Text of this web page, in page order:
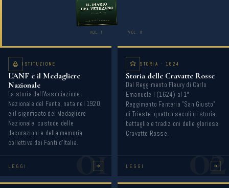
VOL. I VOL. II
01
ISTITUZIONE
L'ANF e il Medagliere
Nazionale
La storia dell'Associazione
Nazionale del Fante, nata nel 1920,
e il significato del Medagliere
Nazionale: custode delle
decorazioni e della memoria
collettiva dei Fanti d'Italia.
LEGGI 02
STORIA · 1624
Storia delle Cravatte Rosse
Dal Reggimento Fleury di Carlo
Emanuele I (1624) al 1°
Reggimento Fanteria "San Giusto"
di Trieste: quattro secoli di storia,
battaglie e tradizioni delle gloriose
Cravatte Rosse.
LEGGI